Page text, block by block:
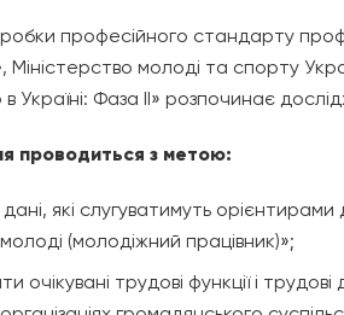
професійного стандарту
, Міністерство молоді та спорту
Україні: Фаза II» розпочинає
проводиться з метою:
дані, які слугуватимуть
(молодіжний працівник)»;
очікувані трудові функції і